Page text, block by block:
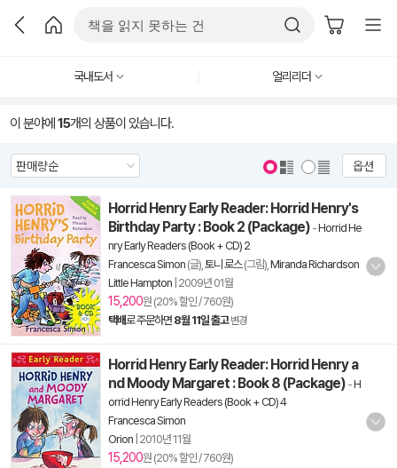
국내도서 얼리리더
이 분야에 15개의 상품이 있습니다.
옵션
Horrid Henry Early Reader: Horrid Henry's
Birthday Party : Book 2 (Package) -Horrid He
nry Early Readers (Book + CD) 2
Francesca Simon (글), 토니 로스(그림), Miranda Richardson
Little Hampton 2009년 01월
15,200원 (20% 할인 / 760원)
택배로 주문하면 8월 11일 출고 변경
Horrid Henry Early Reader: Horrid Henry a
nd Moody Margaret : Book 8 (Package) -H
orrid Henry Early Readers (Book + CD) 4
Francesca Simon
Orion 2010년 11월
15,200원 (20% 할인 / 760원)